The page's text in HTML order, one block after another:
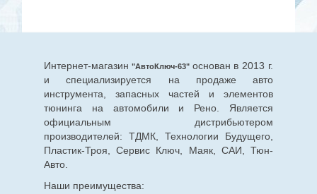
Интернет-магазин "АвтоКлюч-63" основан в 2013 г.
и специализируется на продаже авто
инструмента, запасных частей и элементов
тюнинга на автомобили и Рено. Является
официальным дистрибьютером
производителей: ТДМК, Технологии Будущего,
Пластик-Троя, Сервис Ключ, Маяк, САИ, Тюн-
Авто.
Наши преимущества: